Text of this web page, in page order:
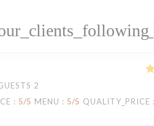
2
: 5/5 MENU : 5/5 QUALITY_PRICE